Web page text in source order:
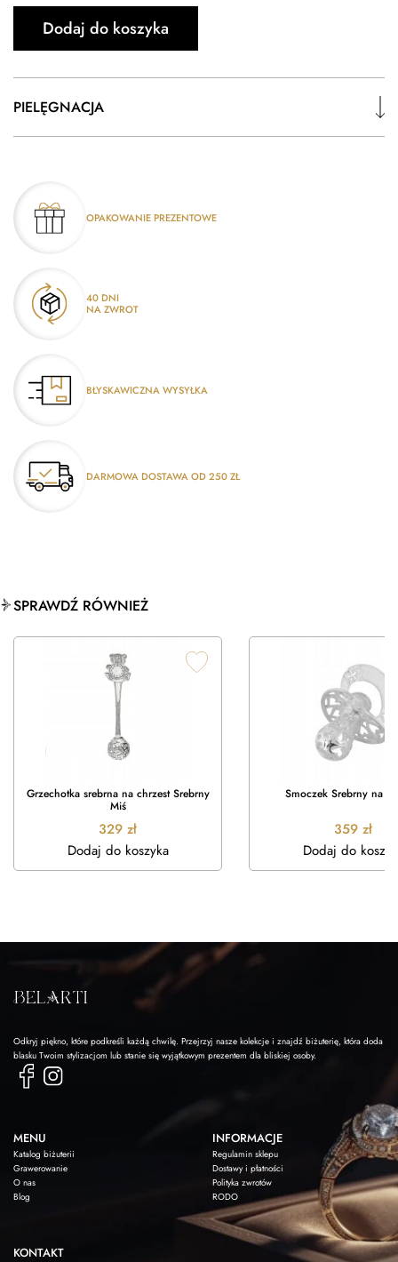
Dodaj do koszyka
PIELĘGNACJA
OPAKOWANIE PREZENTOWE
40 DNI
NA ZWROT
BŁYSKAWICZNA WYSYŁKA
DARMOWA DOSTAWA OD 250 ZŁ
SPRAWDŹ RÓWNIEŻ
Grzechotka srebrna na chrzest Srebrny
Miś
329 zł
Dodaj do koszyka
Smoczek Srebrny na
359 zł
Dodaj do
Odkryj piękno, które podkreśli każdą chwilę. Przejrzyj nasze kolekcje i znajdź biżuterię, która doda
blasku Twoim stylizacjom lub stanie się wyjątkowym prezentem dla bliskiej osoby.
MENU
Katalog biżuterii
Grawerowanie
O nas
Blog
INFORMACJE
Regulamin sklepu
Dostawy i płatności
Polityka zwrotów
RODO
KONTAKT